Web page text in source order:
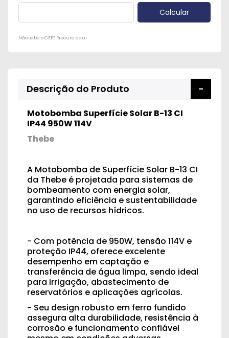
Não sabe o CEP? Procure aqui
Descrição do Produto
Motobomba Superfície Solar B-13 CI
IP44 950W 114V
Thebe
A Motobomba de Superfície Solar B-13 CI
da Thebe é projetada para sistemas de
bombeamento com energia solar,
garantindo eficiência e sustentabilidade
no uso de recursos hídricos.
- Com potência de 950W, tensão 114V e
proteção IP44, oferece excelente
desempenho em captação e
transferência de água limpa, sendo ideal
para irrigação, abastecimento de
reservatórios e aplicações agrícolas.
- Seu design robusto em ferro fundido
assegura alta durabilidade, resistência à
corrosão e funcionamento confiável